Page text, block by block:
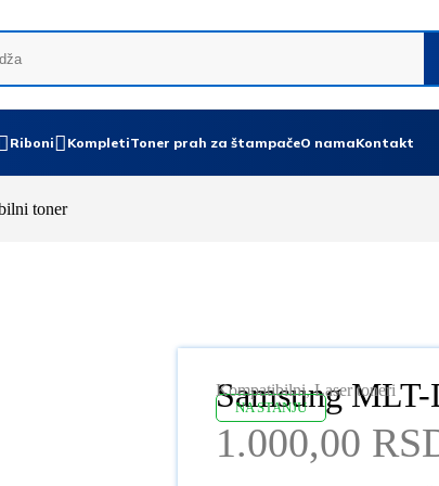
Riboni KompletiToner prah za štampačeO namaKontakt
toner
Kompatibilni,Laser toneri
Samsung
NA STANJU
1.000,00